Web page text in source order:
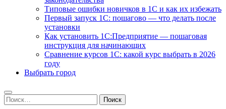
Типовые ошибки новичков в 1С и как их избежать
Первый запуск 1С: пошагово — что делать после
установки
Как установить 1С:Предприятие — пошаговая
инструкция для начинающих
Сравнение курсов 1С: какой курс выбрать в 2026
году
Выбрать город
Найти: